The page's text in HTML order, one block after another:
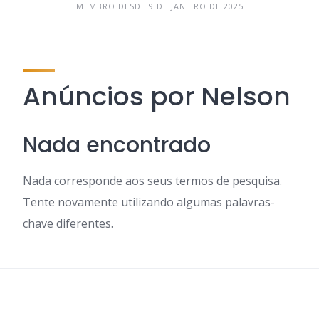
MEMBRO DESDE 9 DE JANEIRO DE 2025
Anúncios por Nelson
Nada encontrado
Nada corresponde aos seus termos de pesquisa.
Tente novamente utilizando algumas palavras-
chave diferentes.